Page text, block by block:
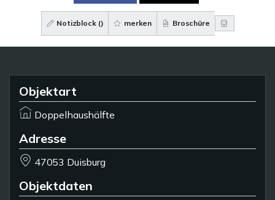
Notizblock () merken Broschüre
Objektart
Doppelhaushälfte
Adresse
47053 Duisburg
Objektdaten